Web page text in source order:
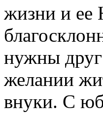
жизни и
нужны
желании
внуки. С